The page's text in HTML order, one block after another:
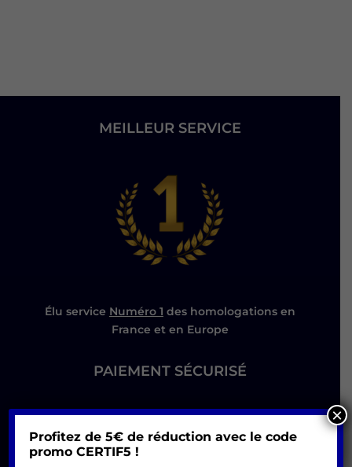
MEILLEUR SERVICE
Élu service Numéro 1 des homologations en
France et en Europe
PAIEMENT SÉCURISÉ
Profitez de 5€ de réduction avec le code
promoCERTIF5 !
×